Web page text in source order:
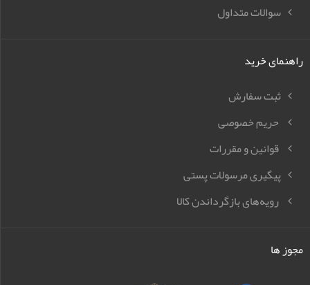
سوالات متداول
راهنمای خرید
ثبت سفارش
حریم خصوصی
قوانین و مقررات
پیگیری مرسولات پستی
رویه‌های بازگرداندن کالا
مجوز ها